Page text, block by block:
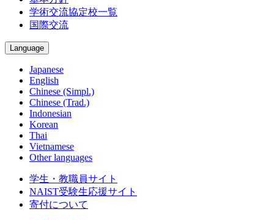
学術交流協定校一覧
国際交流
Language
Japanese
English
Chinese (Simpl.)
Chinese (Trad.)
Indonesian
Korean
Thai
Vietnamese
Other languages
学生・教職員サイト
NAIST受験生応援サイト
寄付について